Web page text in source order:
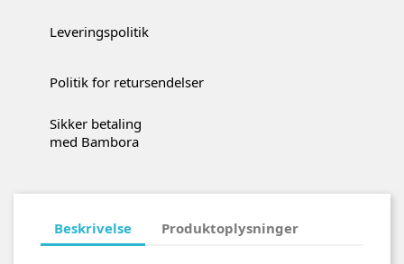
Leveringspolitik
Politik for retursendelser
Sikker betaling
med Bambora
Beskrivelse Produktoplysninger